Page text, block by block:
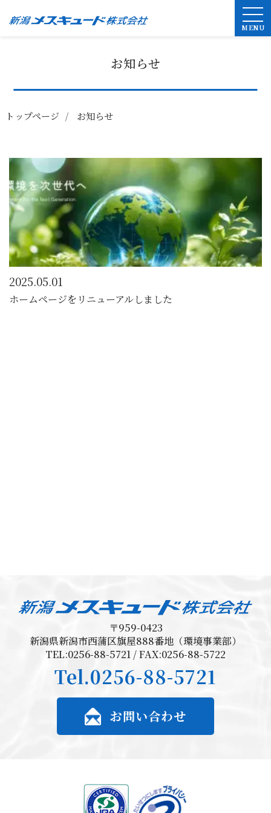
MENU
お知らせ
トップページ お知らせ
2025.05.01
ホームページをリニューアルしました
〒959-0423
新潟県新潟市西蒲区旗屋888番地（環境事業部）
TEL:0256-88-5721 / FAX:0256-88-5722
Tel.0256-88-5721
お問い合わせ